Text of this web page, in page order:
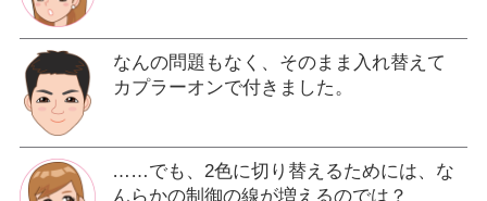
なんの問題もなく、そのまま入れ替えて
カプラーオンで付きました。
……でも、2色に切り替えるためには、な
んらかの制御の線が増えるのでは？